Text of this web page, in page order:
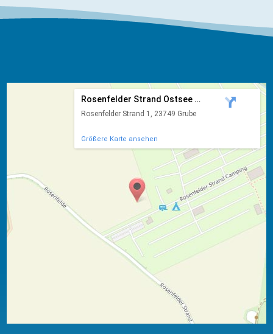
Rosenfelder Strand Ostsee Ca...
Rosenfelder Strand 1, 23749 Grube
Größere Karte ansehen